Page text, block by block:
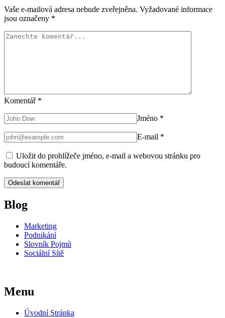
Vaše e-mailová adresa nebude zveřejněna. Vyžadované informace
jsou označeny *
Komentář *
Jméno *
E-mail *
Uložit do prohlížeče jméno, e-mail a webovou stránku pro
budoucí komentáře.
Blog
Marketing
Podnikání
Slovník Pojmů
Sociální Sítě
Menu
Úvodní Stránka